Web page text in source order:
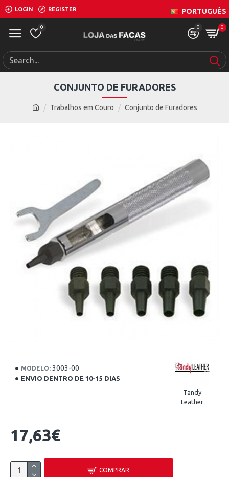
LOGIN REGISTER PORTUGUÊS
0 0 0
Trabalhos em Couro Conjunto de Furadores
CONJUNTO DE FURADORES
MODELO: 3003-00
ENVIO DENTRO DE 10-15 DIAS
Tandy
Leather
17,63€
COMPRAR